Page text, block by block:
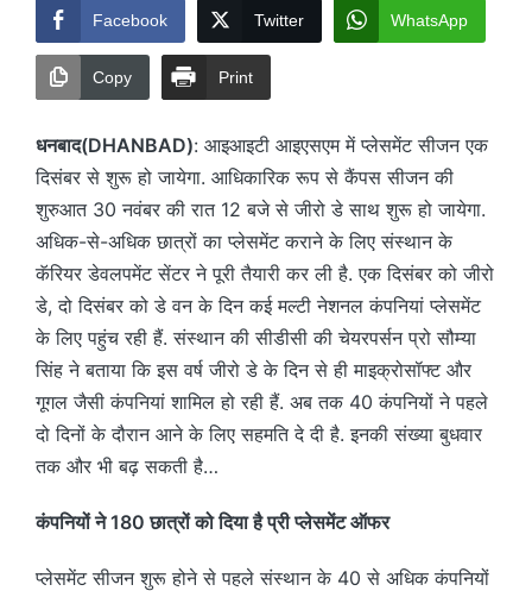
Facebook Twitter WhatsApp
Copy Print
धनबाद(DHANBAD): आइआइटी आइएसएम में प्लेसमेंट सीजन एक
दिसंबर से शुरू हो जायेगा. आधिकारिक रूप से कैंपस सीजन की
शुरुआत 30 नवंबर की रात 12 बजे से जीरो डे साथ शुरू हो जायेगा.
अधिक-से-अधिक छात्रों का प्लेसमेंट कराने के लिए संस्थान के
कॅरियर डेवलपमेंट सेंटर ने पूरी तैयारी कर ली है. एक दिसंबर को जीरो
डे, दो दिसंबर को डे वन के दिन कई मल्टी नेशनल कंपनियां प्लेसमेंट
के लिए पहुंच रही हैं. संस्थान की सीडीसी की चेयरपर्सन प्रो सौम्या
सिंह ने बताया कि इस वर्ष जीरो डे के दिन से ही माइक्रोसॉफ्ट और
गूगल जैसी कंपनियां शामिल हो रही हैं. अब तक 40 कंपनियों ने पहले
दो दिनों के दौरान आने के लिए सहमति दे दी है. इनकी संख्या बुधवार
तक और भी बढ़ सकती है…
कंपनियों ने 180 छात्रों को दिया है प्री प्लेसमेंट ऑफर
प्लेसमेंट सीजन शुरू होने से पहले संस्थान के 40 से अधिक कंपनियों